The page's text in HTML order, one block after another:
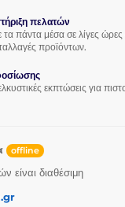
πελατών
τα πάντα μέσα σε λίγες
προϊόντων.
εκπτώσεις για
offline
είναι διαθέσιμη